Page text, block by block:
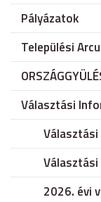
Pályázatok
Települési
Választási
2026. évi